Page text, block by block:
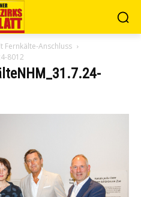
Fernkälte-Anschluss
8012